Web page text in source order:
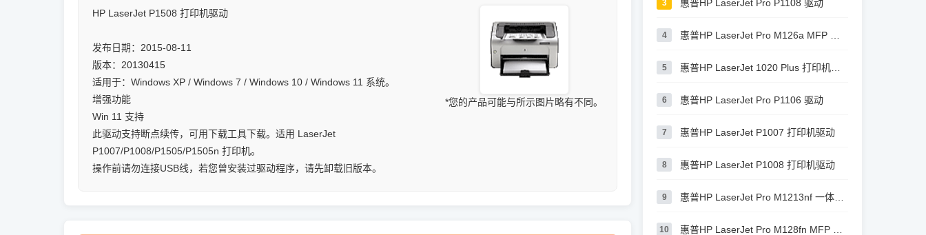
HP LaserJet P1508 打印机驱动
发布日期：2015-08-11
版本：20130415
适用于：Windows XP / Windows 7 / Windows 10 / Windows 11 系统。
增强功能
Win 11 支持
此驱动支持断点续传，可用下载工具下载。适用 LaserJet
P1007/P1008/P1505/P1505n 打印机。
操作前请勿连接USB线，若您曾安装过驱动程序，请先卸载旧版本。
*您的产品可能与所示图片略有不同。
3 惠普HP LaserJet Pro P1108 驱动
4
5
6 惠普HP LaserJet Pro P1106 驱动
7 惠普HP LaserJet P1007 打印机驱动
8 惠普HP LaserJet P1008 打印机驱动
9
10